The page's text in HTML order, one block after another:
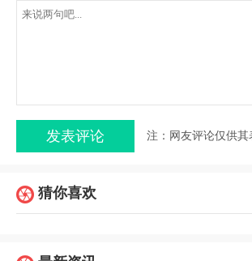
注：网友评论仅供
猜你喜欢